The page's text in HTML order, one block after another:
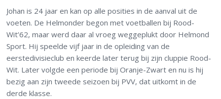
Johan is 24 jaar en kan op alle posities in de aanval uit de
voeten. De Helmonder begon met voetballen bij Rood-
Wit’62, maar werd daar al vroeg weggeplukt door Helmond
Sport. Hij speelde vijf jaar in de opleiding van de
eerstedivisieclub en keerde later terug bij zijn cluppie Rood-
Wit. Later volgde een periode bij Oranje-Zwart en nu is hij
bezig aan zijn tweede seizoen bij PVV, dat uitkomt in de
derde klasse.